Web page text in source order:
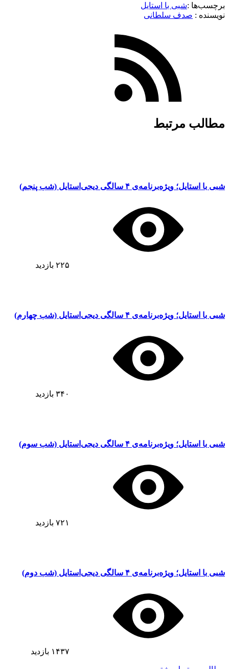
برچسب‌ها :شبی با استایل
نویسنده :‌ صدف سلطانی
مطالب مرتبط
شبی با استایل؛ ویژه‌برنامه‌ی ۴ سالگی دیجی‌استایل (شب پنجم)
۲۲۵ بازدید
شبی با استایل؛ ویژه‌برنامه‌ی ۴ سالگی دیجی‌استایل (شب چهارم)
۳۴۰ بازدید
شبی با استایل؛ ویژه‌برنامه‌ی ۴ سالگی دیجی‌استایل (شب سوم)
۷۲۱ بازدید
شبی با استایل؛ ویژه‌برنامه‌ی ۴ سالگی دیجی‌استایل (شب دوم)
۱۴۳۷ بازدید